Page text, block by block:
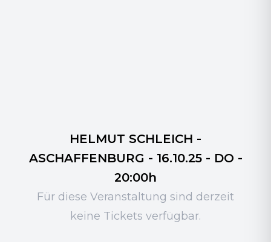
HELMUT SCHLEICH -
ASCHAFFENBURG - 16.10.25 - DO -
20:00h
Für diese Veranstaltung sind derzeit
keine Tickets verfügbar.